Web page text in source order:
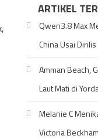
ARTIKEL
Qwen3.8 Max
China Usai
Amman Beach,
Laut Mati di
Melanie C
Victoria